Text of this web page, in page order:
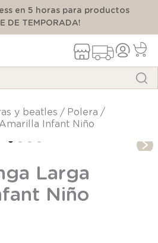
en 5 horas para productos
DE TEMPORADA!
y beatles
polera
Infant Niño
Larga
Niño